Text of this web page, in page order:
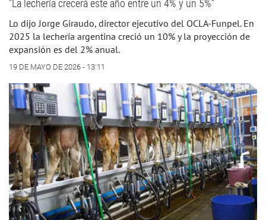
"La lechería crecerá este año entre un 4% y un 5%"
Lo dijo Jorge Giraudo, director ejecutivo del OCLA-Funpel. En
2025 la lechería argentina creció un 10% y la proyección de
expansión es del 2% anual.
19 DE MAYO DE 2026 - 13:11